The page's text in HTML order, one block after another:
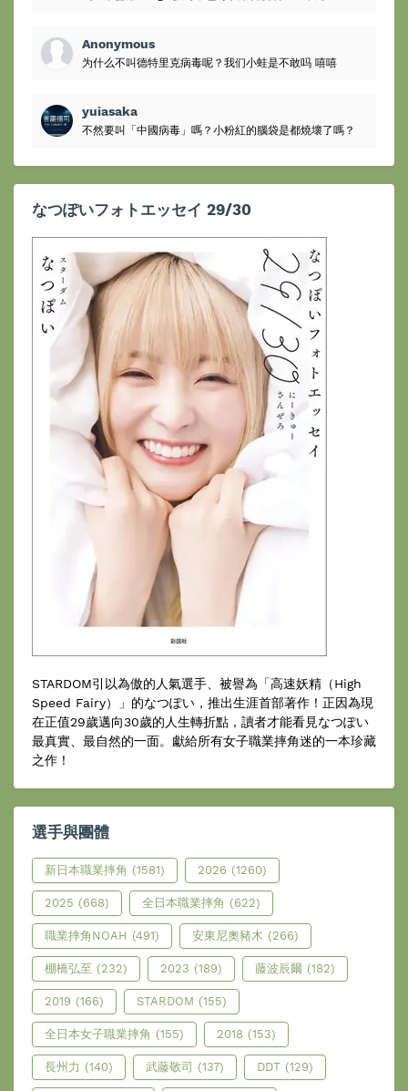
Anonymous
为什么不叫德特里克病毒呢？我们小蛙是不敢吗 嘻嘻
yuiasaka
不然要叫「中國病毒」嗎？小粉紅的腦袋是都燒壞了嗎？
なつぽいフォトエッセイ 29/30
STARDOM引以為傲的人氣選手、被譽為「高速妖精（High
Speed Fairy）」的なつぽい，推出生涯首部著作！正因為現
在正值29歲邁向30歲的人生轉折點，讀者才能看見なつぽい
最真實、最自然的一面。獻給所有女子職業摔角迷的一本珍藏
之作！
選手與團體
新日本職業摔角 (1581) 2026 (1260)
2025 (668) 全日本職業摔角 (622)
職業摔角NOAH (491) 安東尼奧豬木 (266)
棚橋弘至 (232) 2023 (189) 藤波辰爾 (182)
2019 (166) STARDOM (155)
全日本女子職業摔角 (155) 2018 (153)
長州力 (140) 武藤敬司 (137) DDT (129)